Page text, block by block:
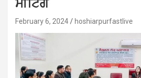
ਮੀਟਿੰਗ
February 6, 2024 hoshiarpurfastlive